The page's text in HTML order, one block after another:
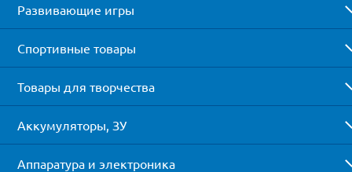
Развивающие игры
Спортивные товары
Товары для творчества
Аккумуляторы, ЗУ
Аппаратура и электроника